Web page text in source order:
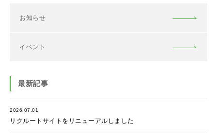
お知らせ
イベント
最新記事
2026.07.01
リクルートサイトをリニューアルしました